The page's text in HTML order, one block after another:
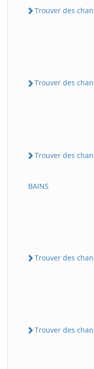
Trouver des
Trouver des
Trouver des
BAINS
Trouver des
Trouver des